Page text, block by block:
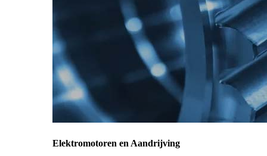
Elektromotoren en Aandrijving